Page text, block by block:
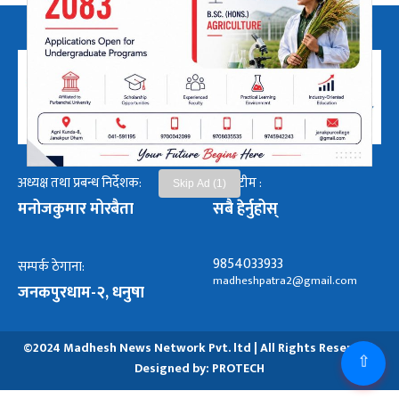
Skip Ad (1)
अध्यक्ष तथा प्रबन्ध निर्देशक:
मनोजकुमार मोरबैता
हाम्रो टीम :
सबै हेर्नुहोस्
सम्पर्क ठेगाना:
जनकपुरधाम-२, धनुषा
9854033933
madheshpatra2@gmail.com
©2024 Madhesh News Network Pvt. ltd | All Rights Reserved.
Designed by: PROTECH ⇧